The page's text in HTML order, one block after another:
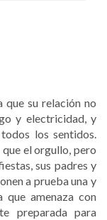
que su relación no
y electricidad, y
los sentidos.
el orgullo, pero
sus padres y
a prueba una y
amenaza con
preparada para